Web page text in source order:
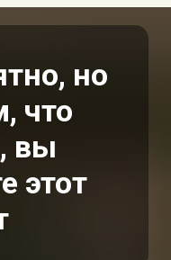
но
что
вы
этот